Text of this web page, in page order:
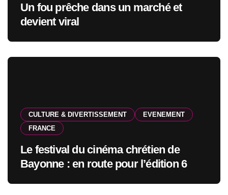
Un fou prêche dans un marché et
devient viral
CULTURE & DIVERTISSEMENT
EVENEMENT
FRANCE
Le festival du cinéma chrétien de
Bayonne : en route pour l’édition 6